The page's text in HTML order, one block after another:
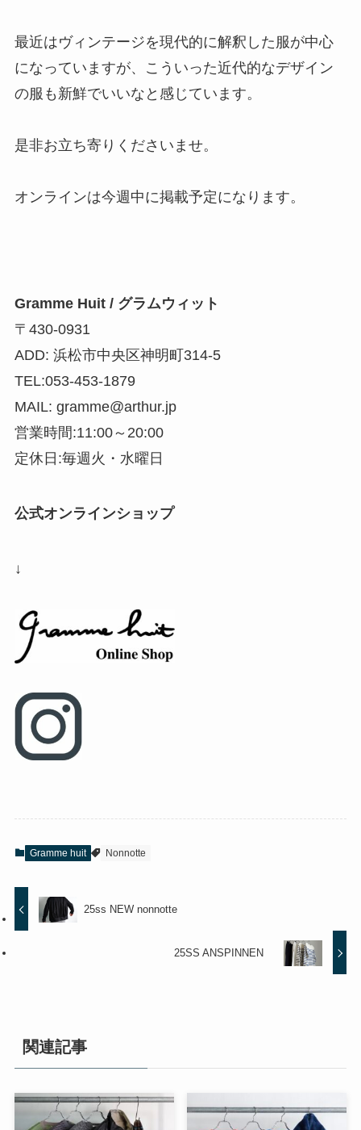
最近はヴィンテージを現代的に解釈した服が中心
になっていますが、こういった近代的なデザイン
の服も新鮮でいいなと感じています。
是非お立ち寄りくださいませ。
オンラインは今週中に掲載予定になります。
Gramme Huit / グラムウィット
〒430-0931
ADD: 浜松市中央区神明町314-5
TEL:053-453-1879
MAIL: gramme@arthur.jp
営業時間:11:00～20:00
定休日:毎週火・水曜日
公式オンラインショップ
↓
Gramme huit Nonnotte
25ss NEW nonnotte
25SS ANSPINNEN
関連記事